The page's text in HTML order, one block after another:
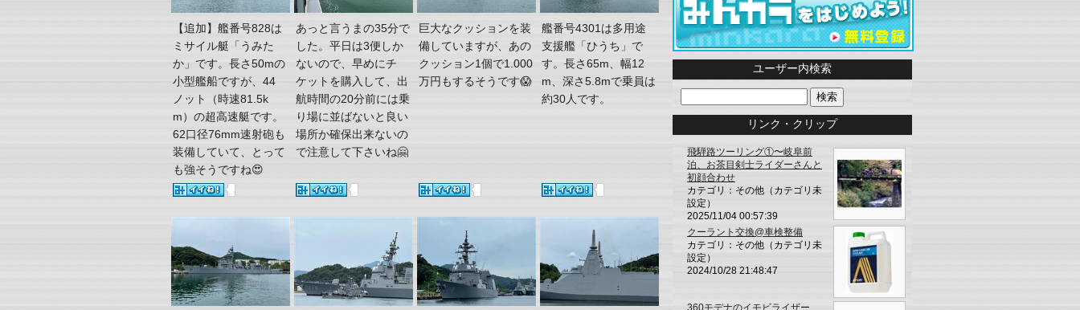
【追加】艦番号828は
ミサイル艇「うみた
か」です。長さ50mの
小型艦船ですが、44
ノット（時速81.5k
m）の超高速艇です。
62口径76mm速射砲も
装備していて、とって
も強そうですね😍
あっと言うまの35分で
した。平日は3便しか
ないので、早めにチ
ケットを購入して、出
航時間の20分前には乗
り場に並ばないと良い
場所か確保出来ないの
で注意して下さいね🤗
巨大なクッションを装
備していますが、あの
クッション1個で1.000
万円もするそうです😱
艦番号4301は多用途
支援艦「ひうち」で
す。長さ65m、幅12
m、深さ5.8mで乗員は
約30人です。
ユーザー内検索
リンク・クリップ
飛騨路ツーリング①〜岐阜前
泊、お茶目剣士ライダーさんと
初顔合わせ
カテゴリ：その他（カテゴリ未
設定）
2025/11/04 00:57:39
クーラント交換@車検整備
カテゴリ：その他（カテゴリ未
設定）
2024/10/28 21:48:47
360モデナのイモビライザー